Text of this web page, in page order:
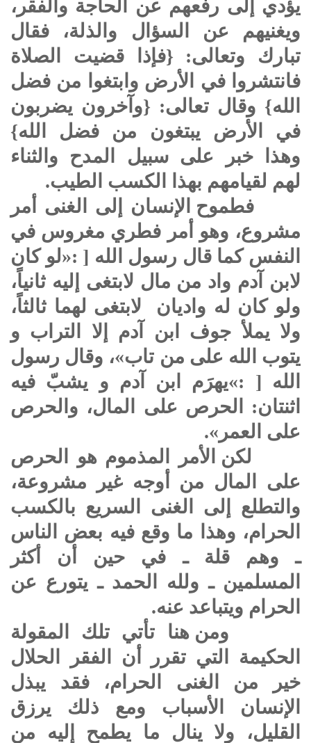
يؤدي إلى رفعهم عن الحاجة والفقر،
ويغنيهم عن السؤال والذلة، فقال
تبارك وتعالى: {فإذا قضيت الصلاة
فانتشروا في الأرض وابتغوا من فضل
الله} وقال تعالى: {وآخرون يضربون
في الأرض يبتغون من فضل الله}
وهذا خبر على سبيل المدح والثناء
لهم لقيامهم بهذا الكسب الطيب.
فطموح الإنسان إلى الغنى أمر
مشروع، وهو أمر فطري مغروس في
النفس كما قال رسول الله [ :«لو كان
لابن آدم واد من مال لابتغى إليه ثانياً،
ولو كان له واديان لابتغى لهما ثالثاً،
ولا يملأ جوف ابن آدم إلا التراب و
يتوب الله على من تاب»، وقال رسول
الله [ :»يهرَم ابن آدم و يشبّ فيه
اثنتان: الحرص على المال، والحرص
على العمر».
لكن الأمر المذموم هو الحرص
على المال من أوجه غير مشروعة،
والتطلع إلى الغنى السريع بالكسب
الحرام، وهذا ما وقع فيه بعض الناس
ـ وهم قلة ـ في حين أن أكثر
المسلمين ـ ولله الحمد ـ يتورع عن
الحرام ويتباعد عنه.
ومن هنا تأتي تلك المقولة
الحكيمة التي تقرر أن الفقر الحلال
خير من الغنى الحرام، فقد يبذل
الإنسان الأسباب ومع ذلك يرزق
القليل، ولا ينال ما يطمح إليه من